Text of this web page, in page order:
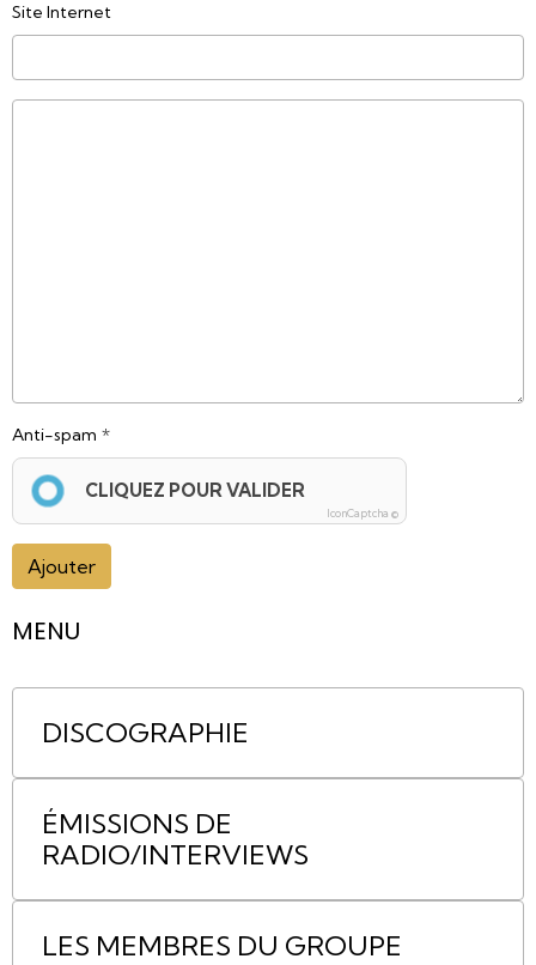
Site Internet
Anti-spam
CLIQUEZ POUR VALIDER
IconCaptcha ©
Ajouter
MENU
DISCOGRAPHIE
ÉMISSIONS DE
RADIO/INTERVIEWS
LES MEMBRES DU GROUPE